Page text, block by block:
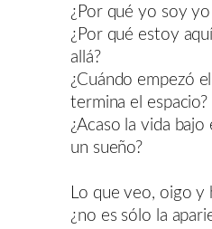
¿Por qué yo soy
¿Por qué estoy
allá?
¿Cuándo empezó
termina el espacio?
¿Acaso la vida
un sueño?
Lo que veo, oigo y
¿no es sólo la